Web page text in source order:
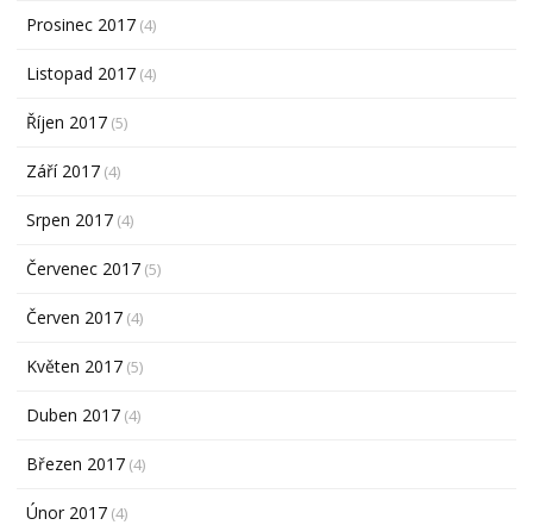
Prosinec 2017 (4)
Listopad 2017 (4)
Říjen 2017 (5)
Září 2017 (4)
Srpen 2017 (4)
Červenec 2017 (5)
Červen 2017 (4)
Květen 2017 (5)
Duben 2017 (4)
Březen 2017 (4)
Únor 2017 (4)